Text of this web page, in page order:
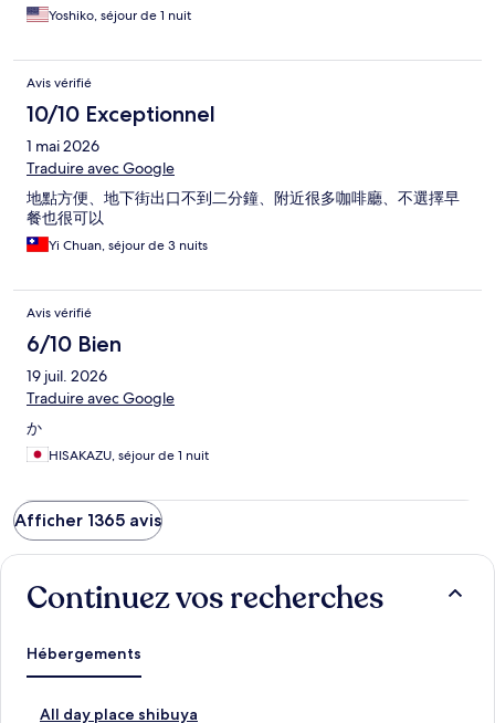
Yoshiko, séjour de 1 nuit
Avis vérifié
10/10 Exceptionnel
1 mai 2026
Traduire avec Google
地點方便、地下街出口不到二分鐘、附近很多咖啡廳、不選擇早
餐也很可以
Yi Chuan, séjour de 3 nuits
Avis vérifié
6/10 Bien
19 juil. 2026
Traduire avec Google
か
HISAKAZU, séjour de 1 nuit
Afficher 1365 avis
Continuez vos recherches
Hébergements
All day place shibuya
L